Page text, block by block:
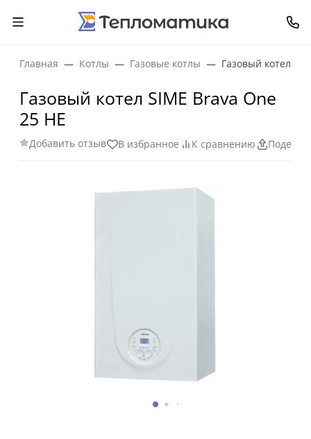
Главная Котлы Газовые котлы Газовый котел
Газовый котел SIME Brava One
25 HE
Добавить отзыв В избранное К сравнению